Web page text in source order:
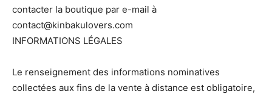
contacter la boutique par e-mail à
contact@kinbakulovers.com
INFORMATIONS LÉGALES
Le renseignement des informations nominatives
collectées aux fins de la vente à distance est obligatoire,